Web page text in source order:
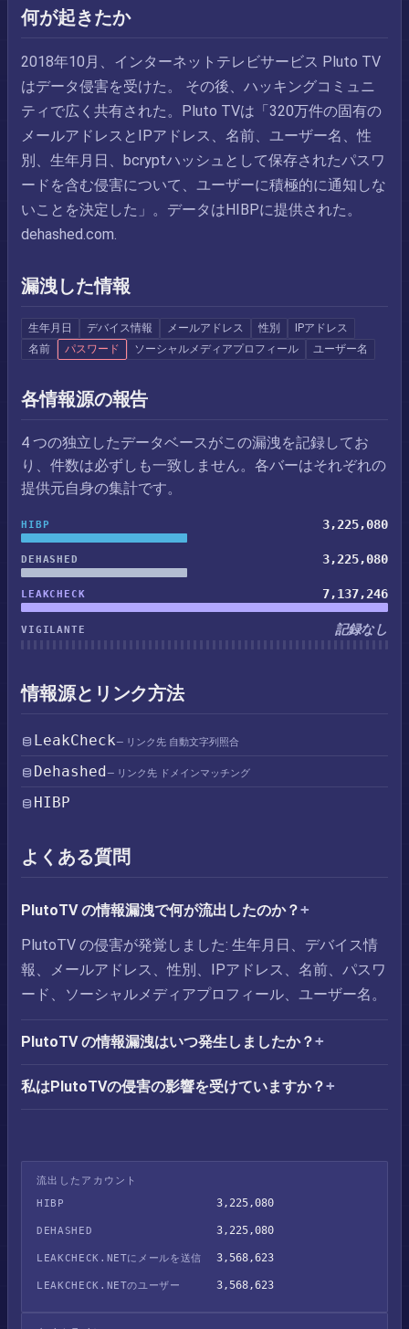
何が起きたか
2018年10月、インターネットテレビサービス Pluto TV
はデータ侵害を受けた。 その後、ハッキングコミュニ
ティで広く共有された。Pluto TVは「320万件の固有の
メールアドレスとIPアドレス、名前、ユーザー名、性
別、生年月日、bcryptハッシュとして保存されたパスワ
ードを含む侵害について、ユーザーに積極的に通知しな
いことを決定した」。データはHIBPに提供された。
dehashed.com.
漏洩した情報
生年月日 デバイス情報 メールアドレス 性別
IPアドレス
名前
パスワード ソーシャルメディアプロフィール ユーザー名
各情報源の報告
4 つの独立したデータベースがこの漏洩を記録してお
り、件数は必ずしも一致しません。各バーはそれぞれの
提供元自身の集計です。
HIBP 3,225,080
DEHASHED 3,225,080
LEAKCHECK 7,137,246
VIGILANTE 記録なし
情報源とリンク方法
LeakCheck— リンク先 自動文字列照合
Dehashed— リンク先 ドメインマッチング
HIBP
よくある質問
PlutoTV の情報漏洩で何が流出したのか？
PlutoTV の侵害が発覚しました: 生年月日、デバイス情
報、メールアドレス、性別、IPアドレス、名前、パスワ
ード、ソーシャルメディアプロフィール、ユーザー名。
PlutoTV の情報漏洩はいつ発生しましたか？
私はPlutoTVの侵害の影響を受けていますか？
流出したアカウント
HIBP
3,225,080
DEHASHED 3,225,080
LEAKCHECK.NETにメールを送信 3,568,623
LEAKCHECK.NETのユーザー 3,568,623